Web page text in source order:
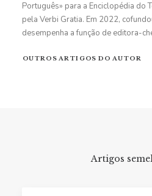
Português» para a Enciclopédia do
pela Verbi Gratia. Em 2022,
desempenha a função de editora-
OUTROS ARTIGOS DO AUTOR
Artigos